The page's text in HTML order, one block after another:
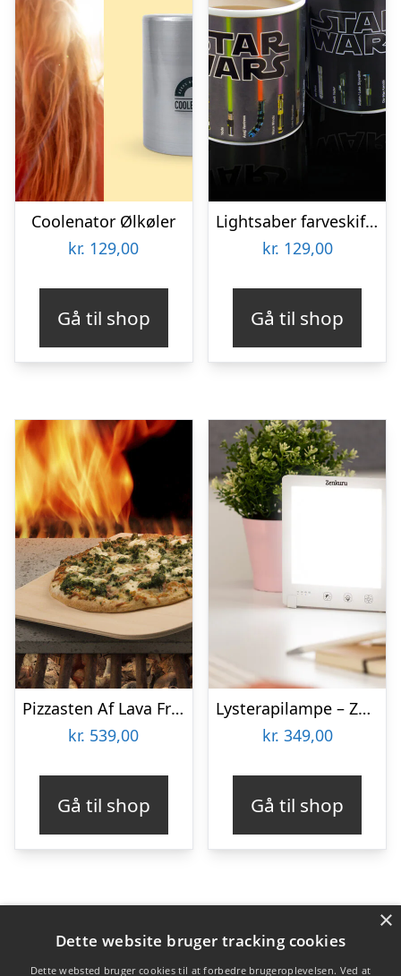
Coolenator Ølkøler
kr. 129,00
Gå til shop
Lightsaber farveskiftende krus
kr. 129,00
Gå til shop
Pizzasten Af Lava Fra Etna
kr. 539,00
Gå til shop
Lysterapilampe – Zenkuru
kr. 349,00
Gå til shop
Varekategorier
Produkter
×
Dette website bruger tracking cookies
Dette websted bruger cookies til at forbedre brugeroplevelsen. Ved at